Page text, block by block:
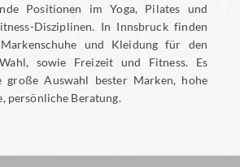
Positionen im Yoga, Pilates und
Disziplinen. In Innsbruck finden
Markenschuhe und Kleidung für den
sowie Freizeit und Fitness. Es
große Auswahl bester Marken, hohe
persönliche Beratung.